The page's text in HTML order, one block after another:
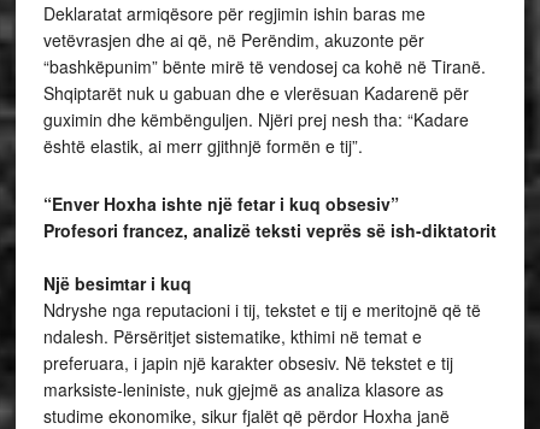
Deklaratat armiqësore për regjimin ishin baras me
vetëvrasjen dhe ai që, në Perëndim, akuzonte për
“bashkëpunim” bënte mirë të vendosej ca kohë në Tiranë.
Shqiptarët nuk u gabuan dhe e vlerësuan Kadarenë për
guximin dhe këmbënguljen. Njëri prej nesh tha: “Kadare
është elastik, ai merr gjithnjë formën e tij”.
“Enver Hoxha ishte një fetar i kuq obsesiv”
Profesori francez, analizë teksti veprës së ish-diktatorit
Një besimtar i kuq
Ndryshe nga reputacioni i tij, tekstet e tij e meritojnë që të
ndalesh. Përsëritjet sistematike, kthimi në temat e
preferuara, i japin një karakter obsesiv. Në tekstet e tij
marksiste-leniniste, nuk gjejmë as analiza klasore as
studime ekonomike, sikur fjalët që përdor Hoxha janë